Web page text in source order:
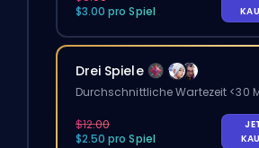
$3.00 pro Spiel
Drei Spiele
Durchschnittliche Wartezeit <30
$12.00
$2.50 pro Spiel